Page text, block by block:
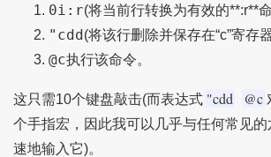
0i:r(将当前行转换为有效的**:r**命
"cdd(将该行删除并保存在“c”寄存
@c执行该命令。
这只需10个键盘敲击(而表达式 "cdd @c
个手指宏，因此我可以几乎与任何常见
速地输入它)。